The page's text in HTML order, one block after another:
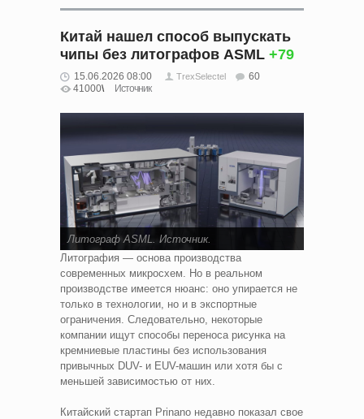
Китай нашел способ выпускать
чипы без литографов ASML +79
15.06.2026 08:00 TrexSelectel
60
41000
Источник
Литограф ASML. Источник.
Литография — основа производства
современных микросхем. Но в реальном
производстве имеется нюанс: оно упирается не
только в технологии, но и в экспортные
ограничения. Следовательно, некоторые
компании ищут способы переноса рисунка на
кремниевые пластины без использования
привычных DUV- и EUV-машин или хотя бы с
меньшей зависимостью от них.
Китайский стартап Prinano недавно показал свое